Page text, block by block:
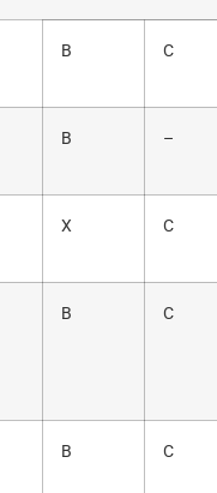
B C
B –
X C
B C
B C